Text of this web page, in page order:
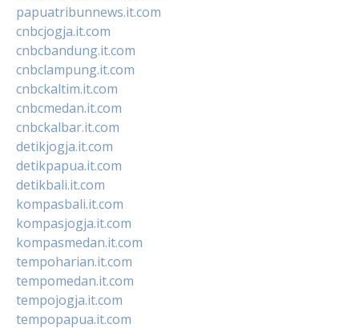
papuatribunnews.it.com
cnbcjogja.it.com
cnbcbandung.it.com
cnbclampung.it.com
cnbckaltim.it.com
cnbcmedan.it.com
cnbckalbar.it.com
detikjogja.it.com
detikpapua.it.com
detikbali.it.com
kompasbali.it.com
kompasjogja.it.com
kompasmedan.it.com
tempoharian.it.com
tempomedan.it.com
tempojogja.it.com
tempopapua.it.com